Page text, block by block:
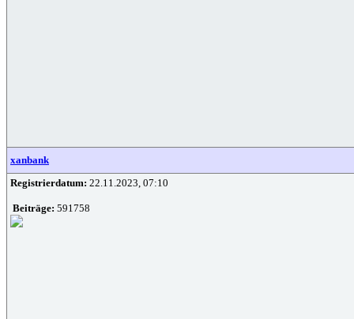
xanbank
Registrierdatum: 22.11.2023, 07:10
Beiträge: 591758